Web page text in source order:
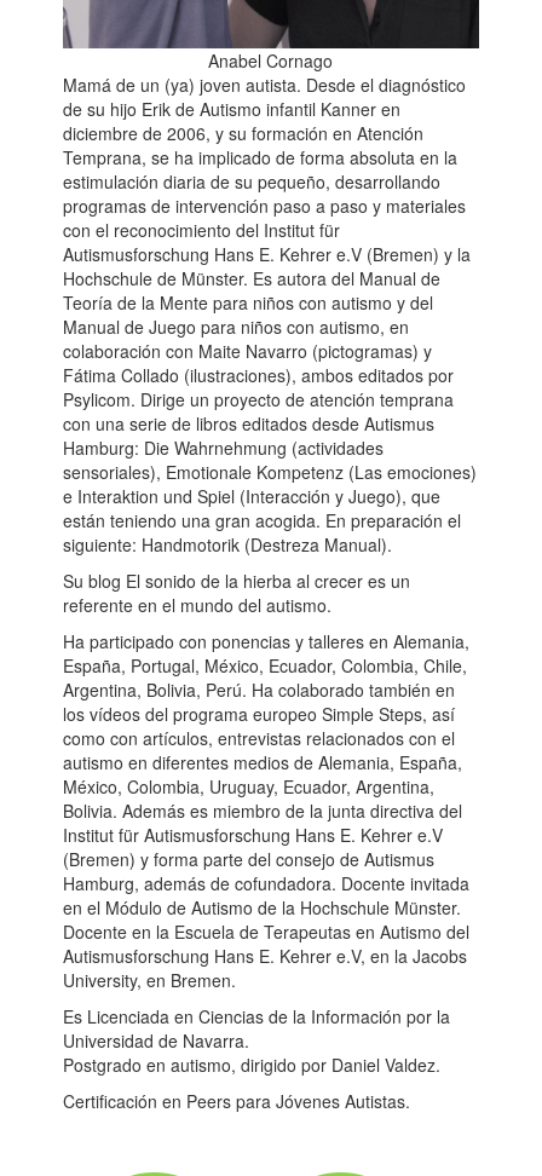
Anabel Cornago
Mamá de un (ya) joven autista. Desde el diagnóstico
de su hijo Erik de Autismo infantil Kanner en
diciembre de 2006, y su formación en Atención
Temprana, se ha implicado de forma absoluta en la
estimulación diaria de su pequeño, desarrollando
programas de intervención paso a paso y materiales
con el reconocimiento del Institut für
Autismusforschung Hans E. Kehrer e.V (Bremen) y la
Hochschule de Münster. Es autora del Manual de
Teoría de la Mente para niños con autismo y del
Manual de Juego para niños con autismo, en
colaboración con Maite Navarro (pictogramas) y
Fátima Collado (ilustraciones), ambos editados por
Psylicom. Dirige un proyecto de atención temprana
con una serie de libros editados desde Autismus
Hamburg: Die Wahrnehmung (actividades
sensoriales), Emotionale Kompetenz (Las emociones)
e Interaktion und Spiel (Interacción y Juego), que
están teniendo una gran acogida. En preparación el
siguiente: Handmotorik (Destreza Manual).
Su blog El sonido de la hierba al crecer es un
referente en el mundo del autismo.
Ha participado con ponencias y talleres en Alemania,
España, Portugal, México, Ecuador, Colombia, Chile,
Argentina, Bolivia, Perú. Ha colaborado también en
los vídeos del programa europeo Simple Steps, así
como con artículos, entrevistas relacionados con el
autismo en diferentes medios de Alemania, España,
México, Colombia, Uruguay, Ecuador, Argentina,
Bolivia. Además es miembro de la junta directiva del
Institut für Autismusforschung Hans E. Kehrer e.V
(Bremen) y forma parte del consejo de Autismus
Hamburg, además de cofundadora. Docente invitada
en el Módulo de Autismo de la Hochschule Münster.
Docente en la Escuela de Terapeutas en Autismo del
Autismusforschung Hans E. Kehrer e.V, en la Jacobs
University, en Bremen.
Es Licenciada en Ciencias de la Información por la
Universidad de Navarra.
Postgrado en autismo, dirigido por Daniel Valdez.
Certificación en Peers para Jóvenes Autistas.